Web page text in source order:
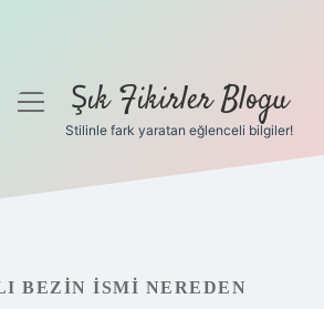
menüyüŞık Fikirler Blogu
Stilinle fark yaratan eğlenceli bilgiler!
BEZIN ISMI NEREDEN